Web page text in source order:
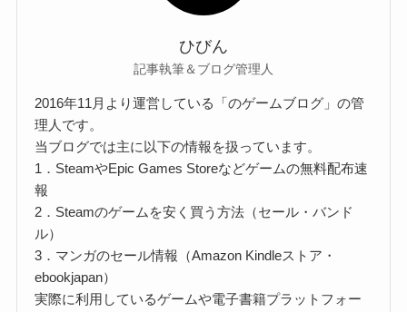
ひびん
記事執筆＆ブログ管理人
2016年11月より運営している「のゲームブログ」の管
理人です。
当ブログでは主に以下の情報を扱っています。
1．SteamやEpic Games Storeなどゲームの無料配布速
報
2．Steamのゲームを安く買う方法（セール・バンド
ル）
3．マンガのセール情報（Amazon Kindleストア・
ebookjapan）
実際に利用しているゲームや電子書籍プラットフォー